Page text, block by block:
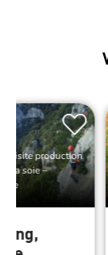
Visite production
la soie –